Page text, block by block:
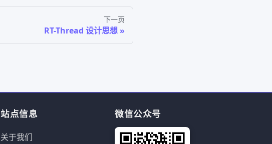
下一页
RT-Thread 设计思想
站点信息
关于我们
微信公众号